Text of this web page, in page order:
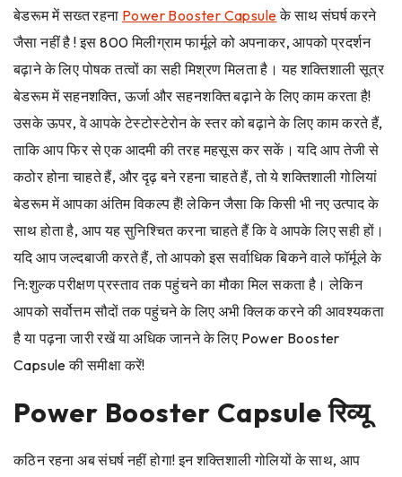
बेडरूम में सख्त रहना Power Booster Capsuleके साथ संघर्ष करने
जैसा नहीं है ! इस 800 मिलीग्राम फार्मूले को अपनाकर, आपको प्रदर्शन
बढ़ाने के लिए पोषक तत्वों का सही मिश्रण मिलता है। यह शक्तिशाली सूत्र
बेडरूम में सहनशक्ति, ऊर्जा और सहनशक्ति बढ़ाने के लिए काम करता है!
उसके ऊपर, वे आपके टेस्टोस्टेरोन के स्तर को बढ़ाने के लिए काम करते हैं,
ताकि आप फिर से एक आदमी की तरह महसूस कर सकें। यदि आप तेजी से
कठोर होना चाहते हैं, और दृढ़ बने रहना चाहते हैं, तो ये शक्तिशाली गोलियां
बेडरूम में आपका अंतिम विकल्प हैं! लेकिन जैसा कि किसी भी नए उत्पाद के
साथ होता है, आप यह सुनिश्चित करना चाहते हैं कि वे आपके लिए सही हों।
यदि आप जल्दबाजी करते हैं, तो आपको इस सर्वाधिक बिकने वाले फॉर्मूले के
नि:शुल्क परीक्षण प्रस्ताव तक पहुंचने का मौका मिल सकता है। लेकिन
आपको सर्वोत्तम सौदों तक पहुंचने के लिए अभी क्लिक करने की आवश्यकता
है या पढ़ना जारी रखें या अधिक जानने के लिए Power Booster
Capsule की समीक्षा करें!
Power Booster Capsule रिव्यू
कठिन रहना अब संघर्ष नहीं होगा! इन शक्तिशाली गोलियों के साथ, आप